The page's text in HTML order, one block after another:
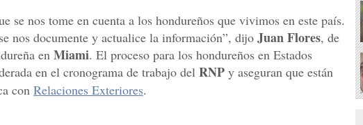
se nos tome en cuenta a los hondureños que vivimos en este país.
nos documente y actualice la información”, dijo Juan Flores, de
en Miami. El proceso para los hondureños en Estados
en el cronograma de trabajo del RNP y aseguran que están
con Relaciones Exteriores.